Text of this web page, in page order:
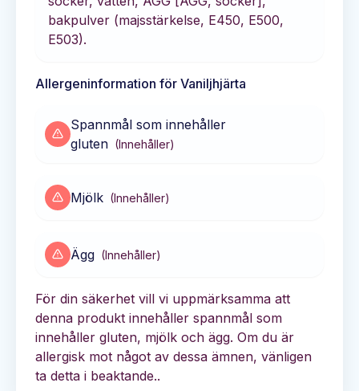
bakpulver (majsstärkelse, E450, E500,
E503).
Allergeninformation för Vaniljhjärta
Spannmål som innehåller
gluten (Innehåller)
Mjölk (Innehåller)
Ägg (Innehåller)
För din säkerhet vill vi uppmärksamma att
denna produkt innehåller spannmål som
innehåller gluten, mjölk och ägg. Om du är
allergisk mot något av dessa ämnen, vänligen
ta detta i beaktande..